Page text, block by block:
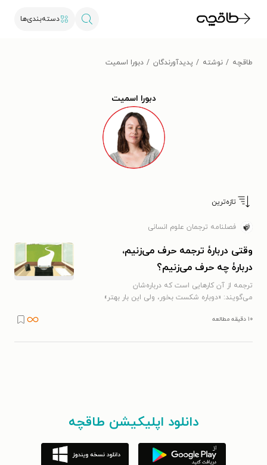
دسته‌بندی‌ها
طاقچه نوشته پدیدآورندگان دبورا اسمیت
دبورا اسمیت
تازه‌ترین
فصلنامه ترجمان علوم انسانی
وقتی دربارۀ ترجمه حرف می‌زنیم،
دربارۀ چه حرف می‌زنیم؟
ترجمه از آن کارهایی است که درباره‌شان
می‌گویند: «دوباره شکست بخور، ولی این بار بهتر»
۱۰ دقیقه مطالعه
دانلود اپلیکیشن طاقچه